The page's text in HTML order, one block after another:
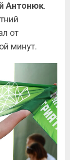
Антонюк.
от
минут.